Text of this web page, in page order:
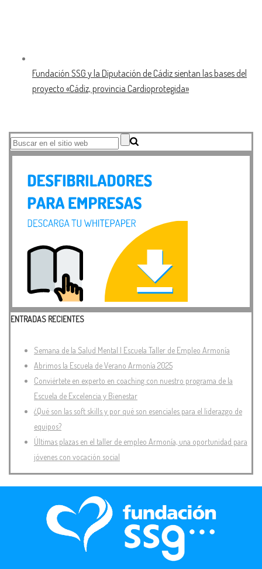
Fundación SSG y la Diputación de Cádiz sientan las bases del
proyecto «Cádiz, provincia Cardioprotegida»
ENTRADAS RECIENTES
Semana de la Salud Mental | Escuela Taller de Empleo Armonía
Abrimos la Escuela de Verano Armonía 2025
Conviértete en experto en coaching con nuestro programa de la
Escuela de Excelencia y Bienestar
¿Qué son las soft skills y por qué son esenciales para el liderazgo de
equipos?
Últimas plazas en el taller de empleo Armonía, una oportunidad para
jóvenes con vocación social